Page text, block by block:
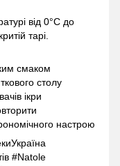
від 0°C до
тарі.
смаком
столу
ікри
настрою
#Natole